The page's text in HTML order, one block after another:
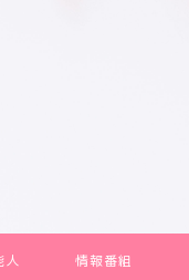
人 情報番組